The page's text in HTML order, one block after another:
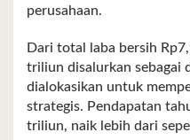
perusahaan.
Dari total laba bersih
triliun disalurkan sebagai
dialokasikan untuk
strategis. Pendapatan
triliun, naik lebih dari